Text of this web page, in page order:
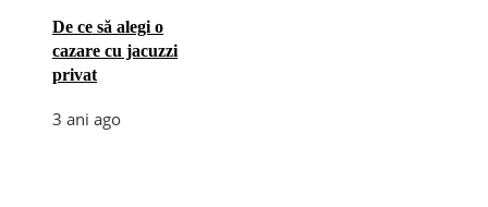
De ce să alegi o
cazare cu jacuzzi
privat
3 ani ago